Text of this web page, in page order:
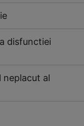
disfunctiei
neplacut al